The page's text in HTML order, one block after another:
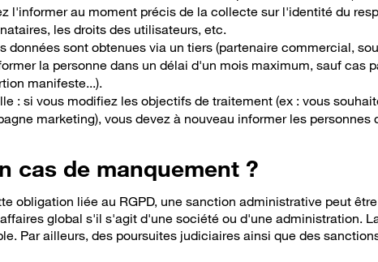
l'informer au moment précis de la collecte sur l'identité du
les droits des utilisateurs, etc.
données sont obtenues via un tiers (partenaire commercial,
la personne dans un délai d'un mois maximum, sauf cas
manifeste...).
: si vous modifiez les objectifs de traitement (ex : vous
marketing), vous devez à nouveau informer les
cas de manquement ?
obligation liée au RGPD, une sanction administrative peut
global s'il s'agit d'une société ou d'une administration.
Par ailleurs, des poursuites judiciaires ainsi que des